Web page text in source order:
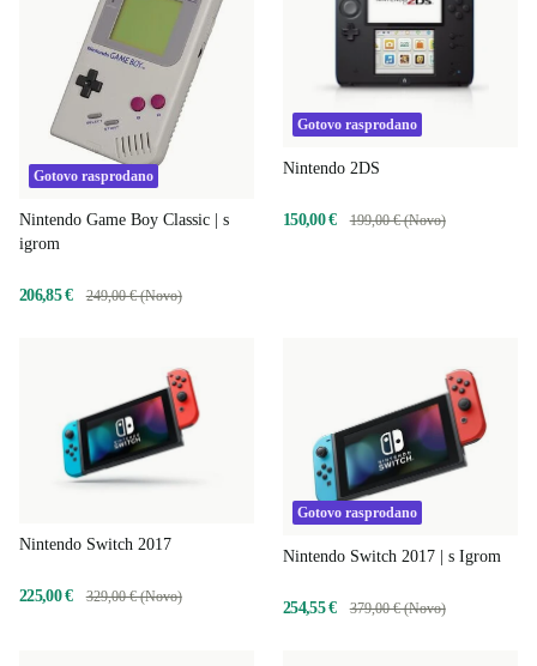
Gotovo rasprodano
Nintendo Game Boy Classic | s
igrom
206,85 € 249,00 € (Novo)
Gotovo rasprodano
Nintendo 2DS
150,00 € 199,00 € (Novo)
Nintendo Switch 2017
225,00 € 329,00 € (Novo)
Gotovo rasprodano
Nintendo Switch 2017 | s Igrom
254,55 € 379,00 € (Novo)